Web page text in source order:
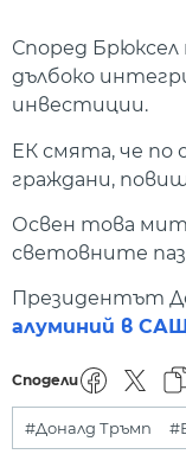
Според
дълбоко
инвестиции.
ЕК смята, че
граждани,
Освен това
световните
Президентът
алуминий в
Сподели
#Доналд Тръмп